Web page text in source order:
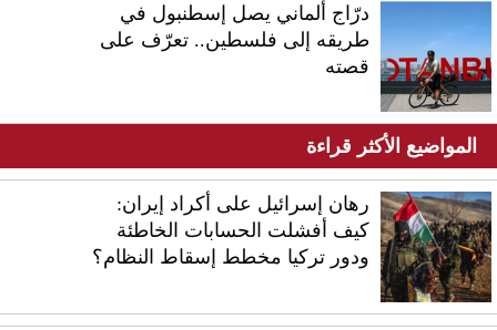
درّاج ألماني يصل إسطنبول في
طريقه إلى فلسطين.. تعرّف على
قصته
المواضيع الأكثر قراءة
رهان إسرائيل على أكراد إيران:
كيف أفشلت الحسابات الخاطئة
ودور تركيا مخطط إسقاط النظام؟